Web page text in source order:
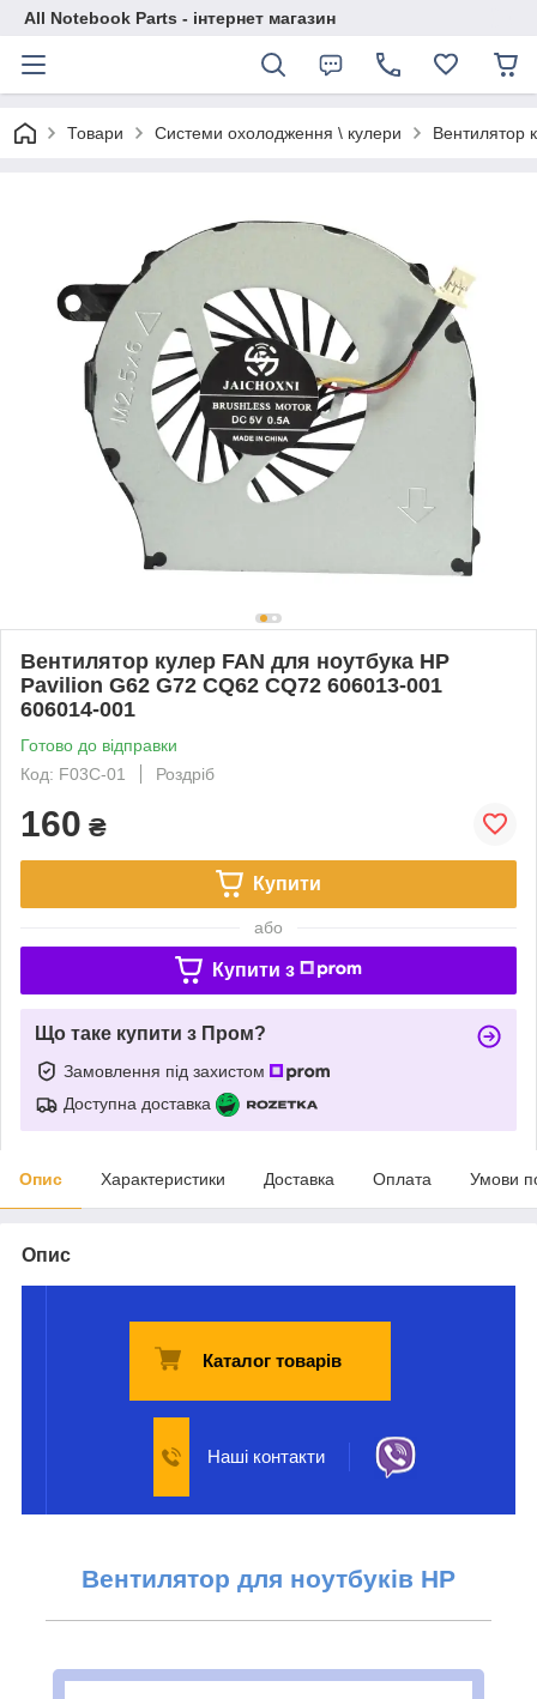
All Notebook Parts - інтернет магазин
Товари Системи охолодження \ кулери Вентилятор
Вентилятор кулер FAN для ноутбука HP
Pavilion G62 G72 CQ62 CQ72 606013-001
606014-001
Готово до відправки
Код: F03C-01
Роздріб
160 ₴
Купити
або
Купити з
Що таке купити з Пром?
Замовлення під захистом
Доступна доставка
Опис Характеристики Доставка Оплата Умови
Опис
Каталог товарів
Наші контакти
Вентилятор для ноутбуків HP